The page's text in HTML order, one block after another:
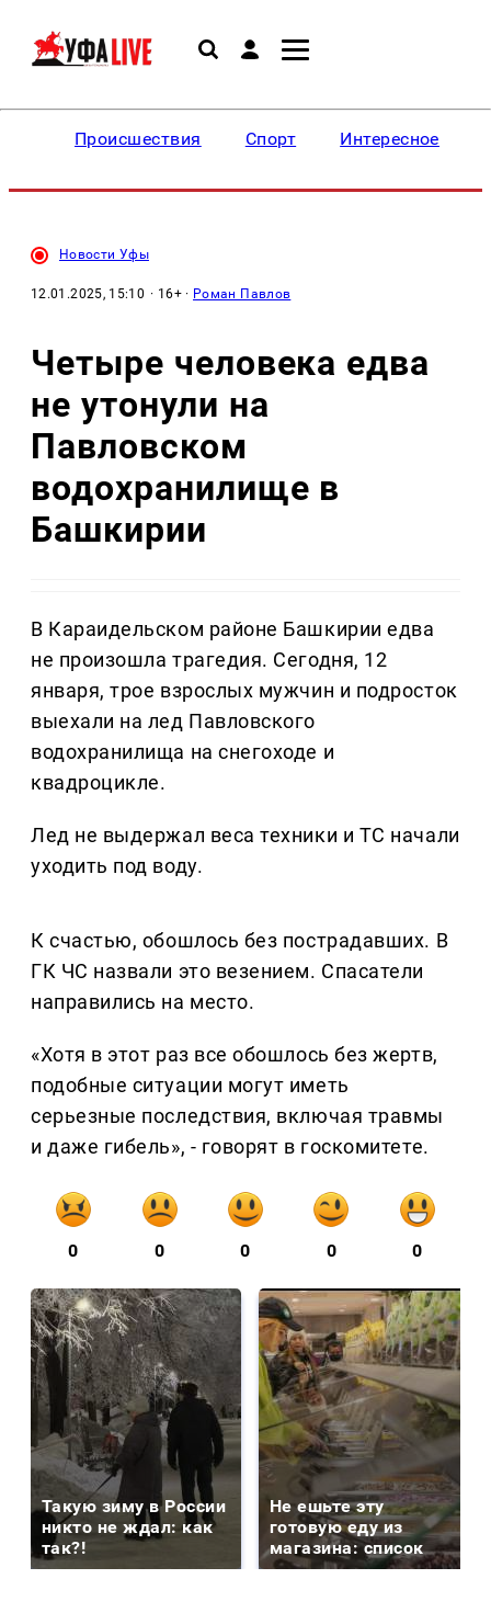
Происшествия Спорт Интересное
Новости Уфы
12.01.2025, 15:10 · 16+ · Роман Павлов
Четыре человека едва
не утонули на
Павловском
водохранилище в
Башкирии
В Караидельском районе Башкирии едва
не произошла трагедия. Сегодня, 12
января, трое взрослых мужчин и подросток
выехали на лед Павловского
водохранилища на снегоходе и
квадроцикле.
Лед не выдержал веса техники и ТС начали
уходить под воду.
К счастью, обошлось без пострадавших. В
ГК ЧС назвали это везением. Спасатели
направились на место.
«Хотя в этот раз все обошлось без жертв,
подобные ситуации могут иметь
серьезные последствия, включая травмы
и даже гибель», - говорят в госкомитете.
0 0 0 0 0
Такую зиму в России
никто не ждал: как
так?!
Не ешьте эту
готовую еду из
магазина: список